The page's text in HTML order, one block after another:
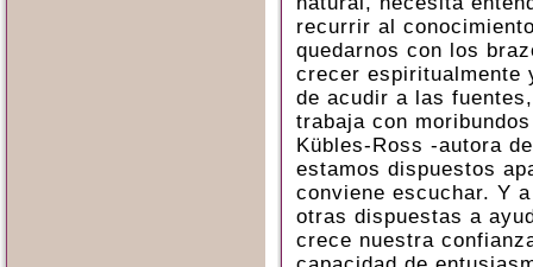
recurrir al
quedarnos con los
crecer espiritualmente
de acudir a las
trabaja con
Kübles-Ross -autora
estamos dispuestos
conviene escuchar. Y
otras dispuestas a
crece nuestra